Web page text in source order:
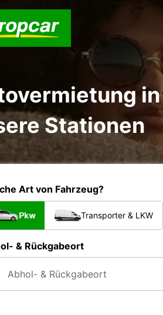
in
Stationen
Art von Fahrzeug?
Pkw Transporter & LKW
& Rückgabeort